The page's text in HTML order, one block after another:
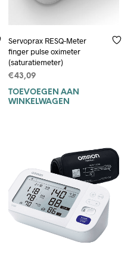
Servoprax RESQ-Meter
finger pulse oximeter
(saturatiemeter)
€43,09
TOEVOEGEN AAN
WINKELWAGEN